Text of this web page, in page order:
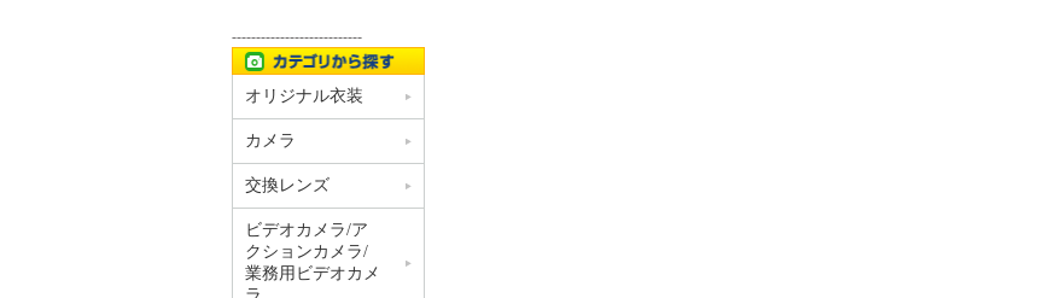
---------------------------
オリジナル衣装
カメラ
交換レンズ
ビデオカメラ/ア
クションカメラ/
業務用ビデオカメ